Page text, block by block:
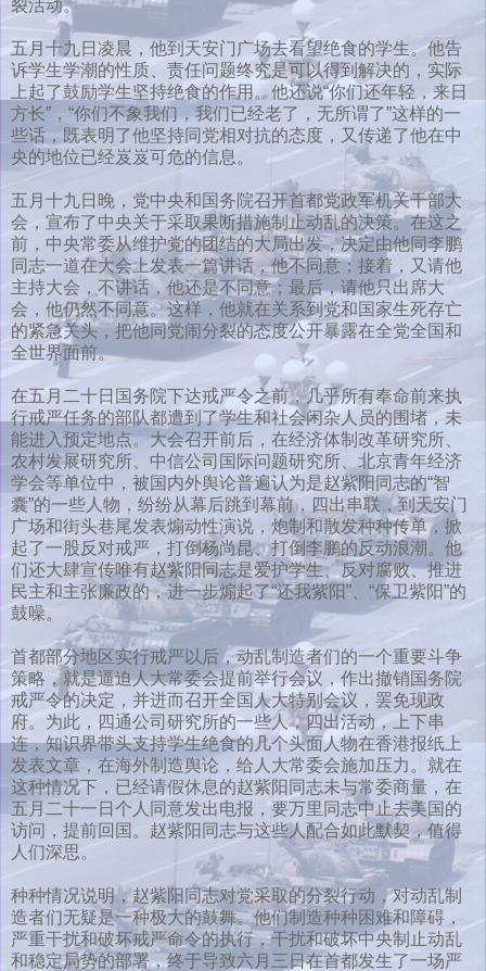
裂活动。
五月十九日凌晨，他到天安门广场去看望绝食的学生。他告
诉学生学潮的性质、责任问题终究是可以得到解决的，实际
上起了鼓励学生坚持绝食的作用。他还说“你们还年轻，来日
方长”，“你们不象我们，我们已经老了，无所谓了”这样的一
些话，既表明了他坚持同党相对抗的态度，又传递了他在中
央的地位已经岌岌可危的信息。
五月十九日晚，党中央和国务院召开首都党政军机关干部大
会，宣布了中央关于采取果断措施制止动乱的决策。在这之
前，中央常委从维护党的团结的大局出发，决定由他同李鹏
同志一道在大会上发表一篇讲话，他不同意；接着，又请他
主持大会，不讲话，他还是不同意；最后，请他只出席大
会，他仍然不同意。这样，他就在关系到党和国家生死存亡
的紧急关头，把他同党闹分裂的态度公开暴露在全党全国和
全世界面前。
在五月二十日国务院下达戒严令之前，几乎所有奉命前来执
行戒严任务的部队都遭到了学生和社会闲杂人员的围堵，未
能进入预定地点。大会召开前后，在经济体制改革研究所、
农村发展研究所、中信公司国际问题研究所、北京青年经济
学会等单位中，被国内外舆论普遍认为是赵紫阳同志的“智
囊”的一些人物，纷纷从幕后跳到幕前，四出串联，到天安门
广场和街头巷尾发表煽动性演说，炮制和散发种种传单，掀
起了一股反对戒严，打倒杨尚昆、打倒李鹏的反动浪潮。他
们还大肆宣传唯有赵紫阳同志是爱护学生、反对腐败、推进
民主和主张廉政的，进一步煽起了“还我紫阳”、“保卫紫阳”的
鼓噪。
首都部分地区实行戒严以后，动乱制造者们的一个重要斗争
策略，就是逼迫人大常委会提前举行会议，作出撤销国务院
戒严令的决定，并进而召开全国人大特别会议，罢免现政
府。为此，四通公司研究所的一些人，四出活动，上下串
连，知识界带头支持学生绝食的几个头面人物在香港报纸上
发表文章，在海外制造舆论，给人大常委会施加压力。就在
这种情况下，已经请假休息的赵紫阳同志未与常委商量，在
五月二十一日个人同意发出电报，要万里同志中止去美国的
访问，提前回国。赵紫阳同志与这些人配合如此默契，值得
人们深思。
种种情况说明，赵紫阳同志对党采取的分裂行动，对动乱制
造者们无疑是一种极大的鼓舞。他们制造种种困难和障碍，
严重干扰和破坏戒严命令的执行，干扰和破坏中央制止动乱
和稳定局势的部署，终于导致六月三日在首都发生了一场严